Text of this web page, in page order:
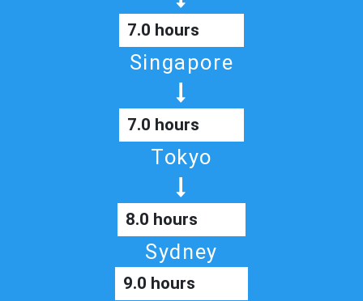
7.0 hours
Singapore
7.0 hours
Tokyo
8.0 hours
Sydney
9.0 hours